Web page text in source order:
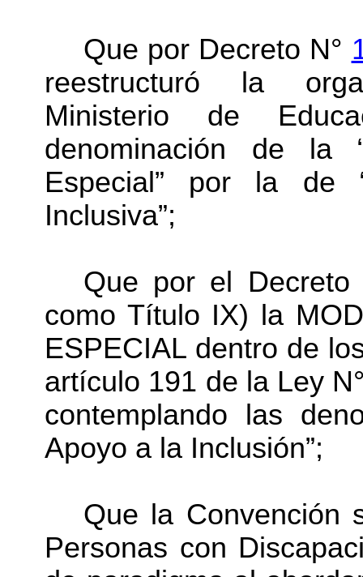
Que por Decreto N°
reestructuró la
Ministerio de
denominación de la
Especial” por la de
Inclusiva”;
Que por el
como Título IX) la
ESPECIAL dentro de
artículo 191 de la Ley
contemplando las
Apoyo a la Inclusión”;
Que la Convención
Personas con